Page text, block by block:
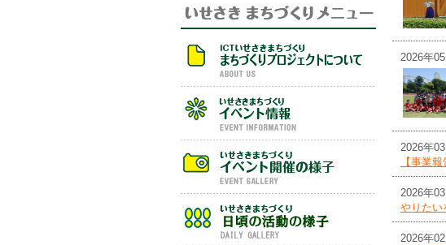
2026年
2026年
【事業
2026年
やりたい
2026年